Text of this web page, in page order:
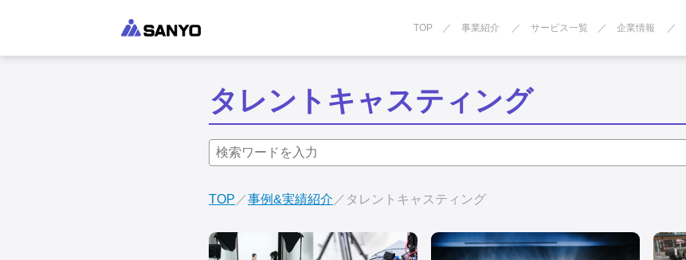
TOP 事業紹介 サービス一覧 企業情報
タレントキャスティング
TOP 事例&実績紹介 タレントキャスティング